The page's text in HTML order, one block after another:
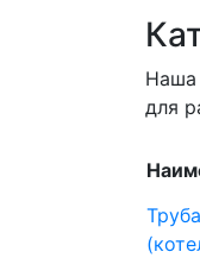
Наша
для